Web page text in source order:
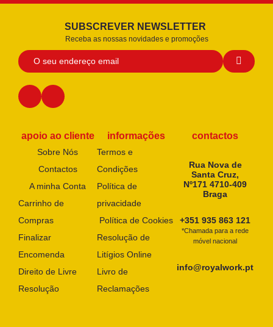
SUBSCREVER NEWSLETTER
Receba as nossas novidades e promoções
apoio ao cliente
Sobre Nós
Contactos
A minha Conta
Carrinho de
Compras
Finalizar
Encomenda
Direito de Livre
Resolução
informações
Termos e
Condições
Política de
privacidade
Política de Cookies
Resolução de
Litígios Online
Livro de
Reclamações
contactos
Rua Nova de
Santa Cruz,
Nº171 4710-409
Braga
+351 935 863 121
*Chamada para a rede
móvel nacional
info@royalwork.pt